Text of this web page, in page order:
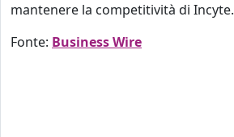
mantenere la competitività di Incyte.
Fonte: Business Wire